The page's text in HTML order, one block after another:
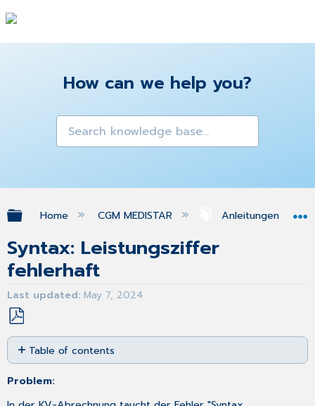
How can we help you?
Expand/collapse global hierarchy
Home CGM MEDISTAR Anleitungen &
Syntax: Leistungsziffer
fehlerhaft
Last updated May 7, 2024
Save
as
PDF
Table of contents
No
headers
Problem: